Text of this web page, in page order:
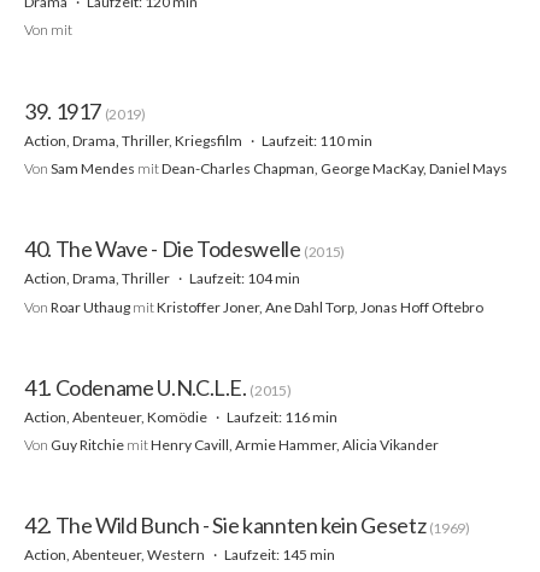
Von mit
39. 1917 (2019)
Action, Drama, Thriller, Kriegsfilm
Laufzeit: 110 min
Von Sam Mendes mitDean-Charles Chapman, George MacKay, Daniel Mays
40. The Wave - Die Todeswelle (2015)
Action, Drama, Thriller
Laufzeit: 104 min
Von Roar Uthaug mitKristoffer Joner, Ane Dahl Torp, Jonas Hoff Oftebro
41. Codename U.N.C.L.E. (2015)
Action, Abenteuer, Komödie
Laufzeit: 116 min
Von Guy Ritchie mitHenry Cavill, Armie Hammer, Alicia Vikander
42. The Wild Bunch - Sie kannten kein Gesetz (1969)
Action, Abenteuer, Western
Laufzeit: 145 min